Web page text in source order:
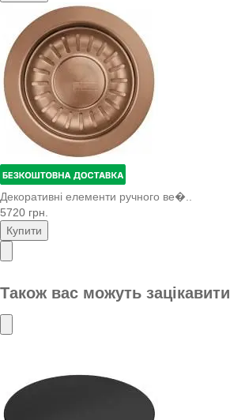
Декоративні елементи ручного ве�..
5720 грн.
Купити
Також вас можуть зацікавити